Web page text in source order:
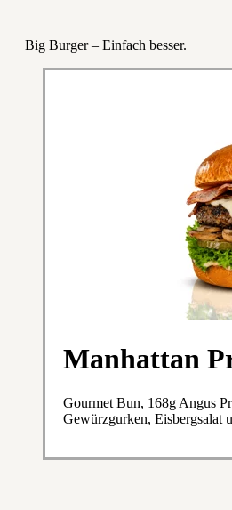
Big Burger – Einfach besser.
Manhattan
Gourmet Bun, 168g Angus
Gewürzgurken, Eisbergsalat